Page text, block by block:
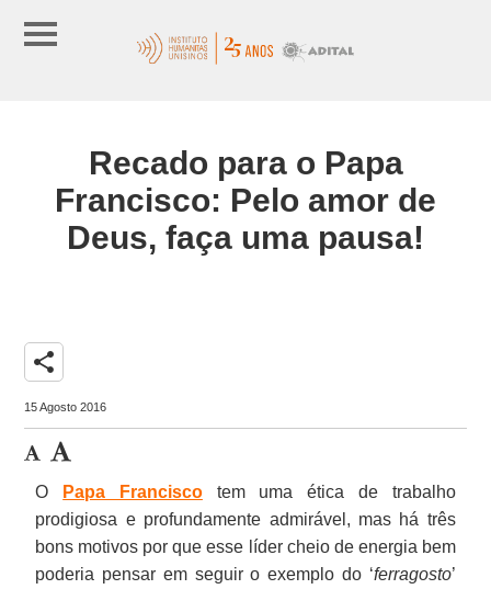
Recado para o Papa
Francisco: Pelo amor de
Deus, faça uma pausa!
share
15 Agosto 2016
O Papa Franciscotem uma ética de trabalho
prodigiosa e profundamente admirável, mas há três
bons motivos por que esse líder cheio de energia bem
poderia pensar em seguir o exemplo do ‘ferragosto’